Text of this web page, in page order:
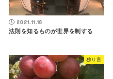
2021.11.18
法則を知るものが世界を制する
独り言